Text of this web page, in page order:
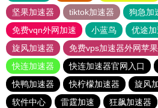
坚果加速器
tiktok加速器
狗急加
免费vqn外网加速
小蓝鸟 优途
旋风加速器
免费vps加速器外网苹
快连加速器
快连加速器官网入口
快鸭加速器
快柠檬加速器 旋风
软件中心
雷霆加速 狂飙加速器